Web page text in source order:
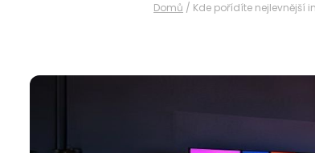
Domů / Kde pořídíte nejlevnější
Zadejte prosím Vaše